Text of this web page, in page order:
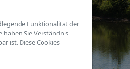
Funktionalität der
haben Sie Verständnis
ist. Diese Cookies